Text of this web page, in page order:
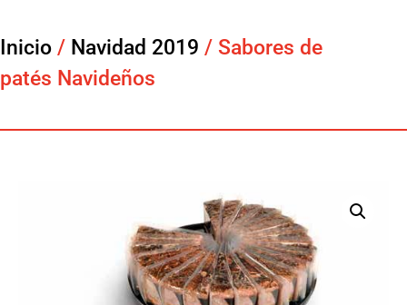
Inicio / Navidad 2019 / Sabores de
patés Navideños